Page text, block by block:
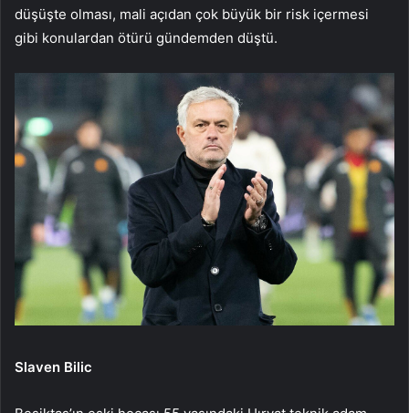
düşüşte olması, mali açıdan çok büyük bir risk içermesi
gibi konulardan ötürü gündemden düştü.
Slaven Bilic